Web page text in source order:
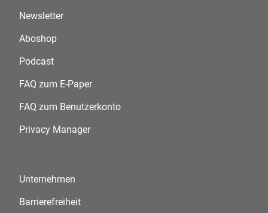
Newsletter
Aboshop
Podcast
FAQ zum E-Paper
FAQ zum Benutzerkonto
Privacy Manager
Unternehmen
Barrierefreiheit